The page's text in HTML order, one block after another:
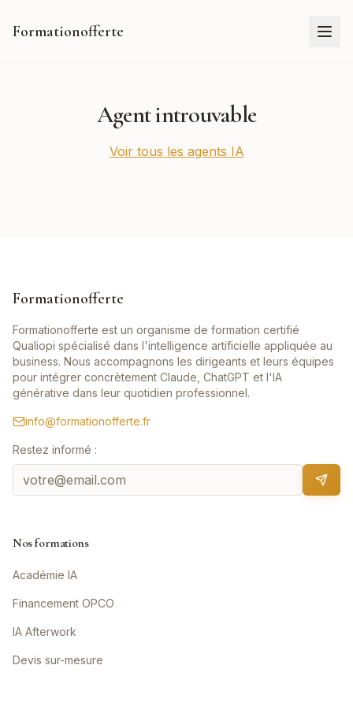
Formationofferte
Agent introuvable
Voir tous les agents IA
Formationofferte
Formationofferte est un organisme de formation certifié
Qualiopi spécialisé dans l'intelligence artificielle appliquée au
business. Nous accompagnons les dirigeants et leurs équipes
pour intégrer concrètement Claude, ChatGPT et l'IA
générative dans leur quotidien professionnel.
info@formationofferte.fr
Restez informé :
Nos formations
Académie IA
Financement OPCO
IA Afterwork
Devis sur-mesure